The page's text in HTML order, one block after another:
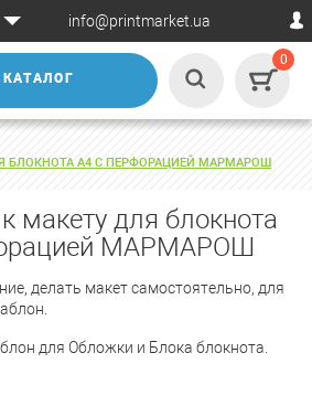
info@printmarket.ua
КАТАЛОГ
0
БЛОКНОТА А4 С ПЕРФОРАЦИЕЙ МАРМАРОШ
макету для блокнота
МАРМАРОШ
делать макет самостоятельно, для
для Обложки и Блока блокнота.